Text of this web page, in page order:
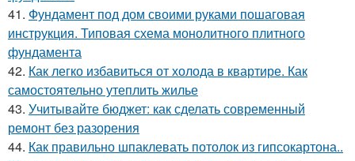
41. Фундамент под дом своими руками пошаговая
инструкция. Типовая схема монолитного плитного
фундамента
42. Как легко избавиться от холода в квартире. Как
самостоятельно утеплить жилье
43. Учитывайте бюджет: как сделать современный
ремонт без разорения
44. Как правильно шпаклевать потолок из гипсокартона..